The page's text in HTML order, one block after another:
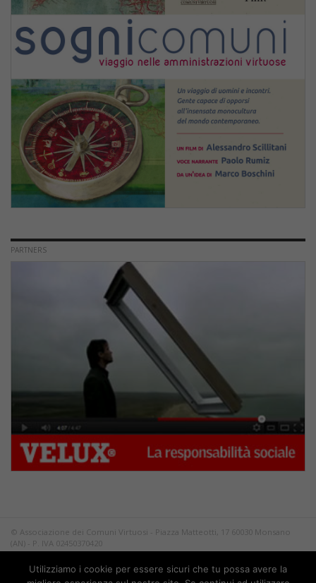
PARTNERS
© Associazione dei Comuni Virtuosi - Piazza Matteotti, 17 60030 Monsano
(AN) - P. IVA 02450370420
Tutti i diritti riservati.
PrivacyUtilizziamo i cookie per essere sicuri che tu possa avere la